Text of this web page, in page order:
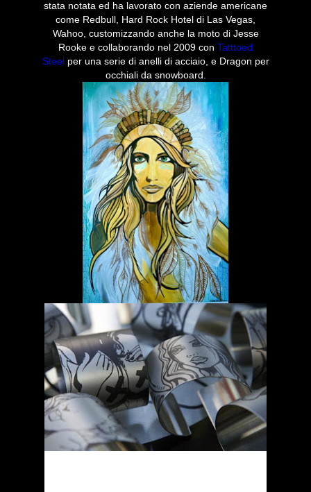
stata notata ed ha lavorato con aziende americane
come Redbull, Hard Rock Hotel di Las Vegas,
Wahoo, customizzando anche la moto di Jesse
Rooke e collaborando nel 2009 con Tatttoed
Steel per una serie di anelli di acciaio, e Dragon per
occhiali da snowboard.